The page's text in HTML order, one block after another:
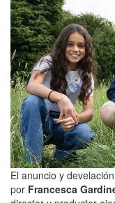
El anuncio y
por Francesca